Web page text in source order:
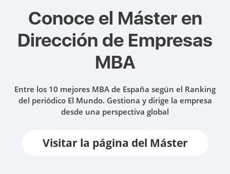
Conoce el Máster en
Dirección de Empresas
MBA
Entre los 10 mejores MBA de España según el Ranking
del periódico El Mundo. Gestiona y dirige la empresa
desde una perspectiva global
Visitar la página del Máster